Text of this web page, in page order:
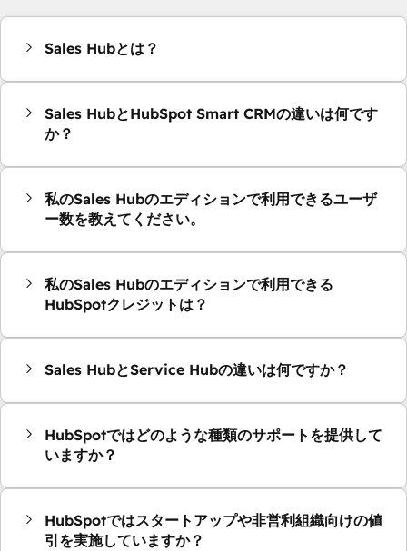
Sales Hubとは？
Sales HubとHubSpot Smart CRMの違いは何です
か？
私のSales Hubのエディションで利用できるユーザ
ー数を教えてください。
私のSales Hubのエディションで利用できる
HubSpotクレジットは？
Sales HubとService Hubの違いは何ですか？
HubSpotではどのような種類のサポートを提供して
いますか？
HubSpotではスタートアップや非営利組織向けの値
引を実施していますか？